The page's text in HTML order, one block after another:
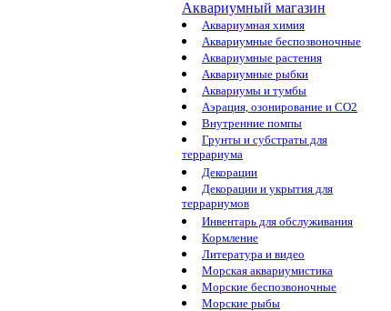
Аквариумный магазин
Аквариумная химия
Аквариумные беспозвоночные
Аквариумные растения
Аквариумные рыбки
Аквариумы и тумбы
Аэрация, озонирование и CO2
Внутренние помпы
Грунты и субстраты для
террариума
Декорации
Декорации и укрытия для
террариумов
Инвентарь для обслуживания
Кормление
Литература и видео
Морская аквариумистика
Морские беспозвоночные
Морские рыбы